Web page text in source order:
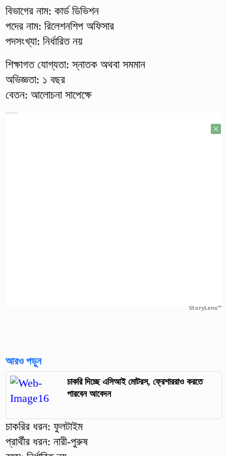
বিভাগের নাম: কার্ড ডিভিশন
পদের নাম: রিলেশনশিপ অফিসার
পদসংখ্যা: নির্ধারিত নয়
শিক্ষাগত যোগ্যতা: স্নাতক অথবা সমমান
অভিজ্ঞতা: ১ বছর
বেতন: আলোচনা সাপেক্ষে
StoryLens™
আরও পড়ুন
চাকরি দিচ্ছে এসিআই মোটরস, ফ্রেশাররাও করতে
পারবেন আবেদন
চাকরির ধরন: ফুলটাইম
প্রার্থীর ধরন: নারী-পুরুষ